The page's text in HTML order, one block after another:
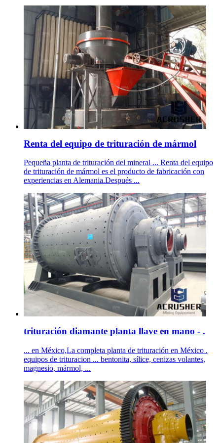
Renta del equipo de trituración de mármol
Pequeña planta de trituración del mineral ... Renta del equipo
de trituración de mármol es el producto de fabricación con
experiencias en Alemania.Después ...
trituración diamante planta llave en mano - .
... en México,La completa planta de trituración en México .
equipos de trituracion ... bentonita, sílice, cenizas volantes,
magnesio, mármol, ...